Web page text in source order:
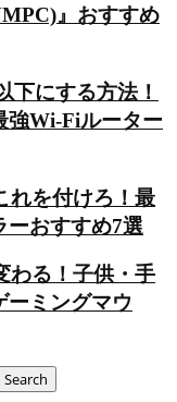
』おすすめ
下にする方法！
強Wi-Fiルーター
れを付けろ！最
ーおすすめ7選
わる！子供・手
ーミングマウ
Search